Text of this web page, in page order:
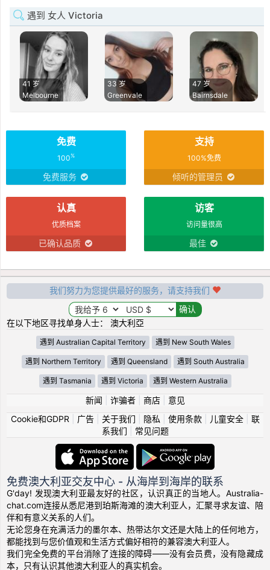
遇到 女人 Victoria
41 岁
Melbourne
33 岁
Greenvale
47 岁
Bairnsdale
免费
100%
免费服务
支持
100%免费
倾听的管理员
认真
优质档案
已确认品质
访客
访问量很高
最佳
我们努力为您提供最好的服务，请支持我们
在以下地区寻找单身人士： 澳大利亞
遇到 Australian Capital Territory 遇到 New South Wales
遇到 Northern Territory 遇到 Queensland 遇到 South Australia
遇到 Tasmania 遇到 Victoria 遇到 Western Australia
新闻 诈骗者| 商店| 意见
Cookie和GDPR
广告| 关于我们 隐私 使用条款| 儿童安全| 联
系我们
常见问题
免费澳大利亚交友中心 - 从海岸到海岸的联系
G'day! 发现澳大利亚最友好的社区，认识真正的当地人。Australia-
chat.com连接从悉尼港到珀斯海滩的澳大利亚人，汇聚寻求友谊、陪
伴和有意义关系的人们。
无论您身在充满活力的墨尔本、热带达尔文还是大陆上的任何地方，
都能找到与您价值观和生活方式偏好相符的兼容澳大利亚人。
我们完全免费的平台消除了连接的障碍——没有会员费，没有隐藏成
本，只有认识其他澳大利亚人的真实机会。